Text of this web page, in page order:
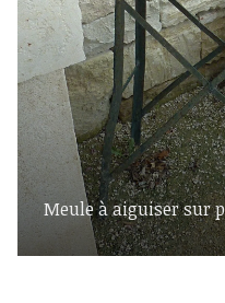
Meule à aiguiser sur